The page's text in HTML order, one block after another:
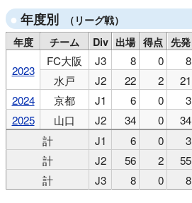
年度別
（リーグ戦）
年度
チーム Div 出場 得点 先発
2023
FC大阪 J3 8 0 8
水戸
J2 22 2 21
2024
京都 J1 6 0 3
2025
山口 J2 34 0 34
計
J1 6 0 3
計
J2 56 2 55
計
J3 8 0 8